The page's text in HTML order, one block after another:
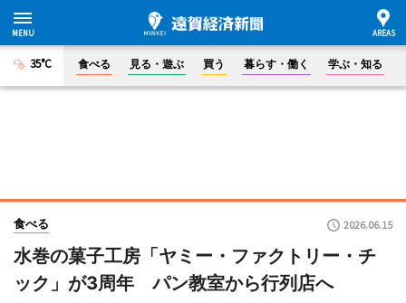
35°C 食べる 見る・遊ぶ 買う 暮らす・働く 学ぶ・知る
食べる 2026.06.15
水巻の菓子工房「ヤミー・ファクトリー・チ
ック」が3周年 パン教室から行列店へ